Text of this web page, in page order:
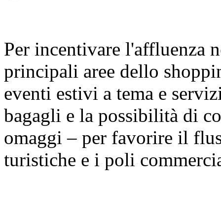
Per incentivare l'affluenza
principali aree dello
eventi estivi a tema e
bagagli e la possibilità di
omaggi – per favorire il
turistiche e i poli